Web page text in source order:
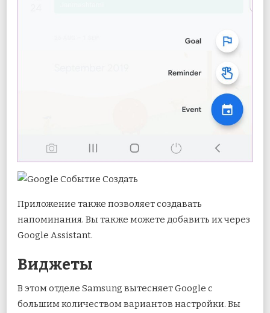
Приложение также позволяет создавать
напоминания. Вы также можете добавить их через
Google Assistant.
Виджеты
В этом отделе Samsung вытесняет Google с
большим количеством вариантов настройки. Вы